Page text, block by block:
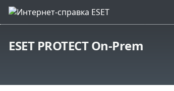
ESET PROTECT On-Prem